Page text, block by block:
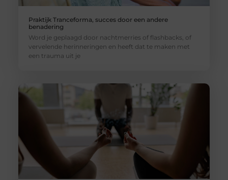
Praktijk Tranceforma, succes door een andere
benadering
Word je geplaagd door nachtmerries of flashbacks, of
vervelende herinneringen en heeft dat te maken met
een trauma uit je